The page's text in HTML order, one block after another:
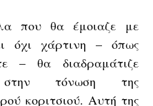
που θα έμοιαζε με
όχι χάρτινη – όπως
– θα διαδραμάτιζε
στην τόνωση της
κοριτσιού. Αυτή της